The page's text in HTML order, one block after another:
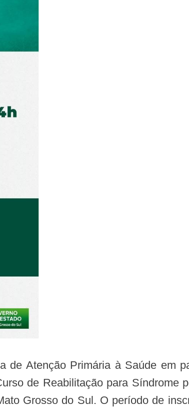
de Atenção Primária à Saúde em
de Reabilitação para Síndrome
Grosso do Sul. O período de